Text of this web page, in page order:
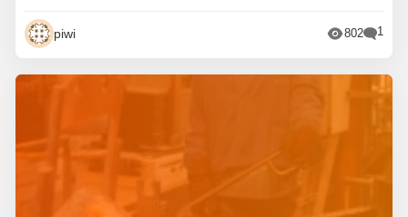
piwi 802 1